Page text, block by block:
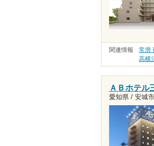
関連情報 常滑
高横
ＡＢホテ
愛知県 / 安城